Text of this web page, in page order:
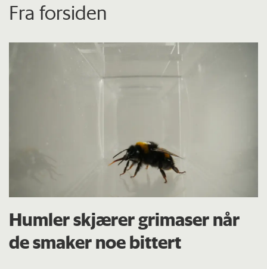
Fra forsiden
Humler skjærer grimaser når
de smaker noe bittert